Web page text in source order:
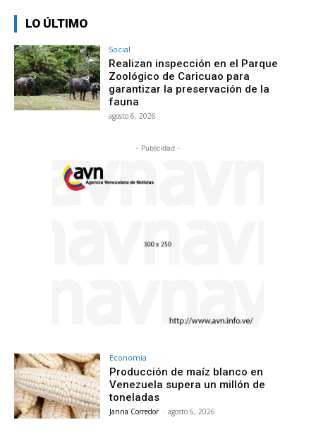
LO ÚLTIMO
Social
Realizan inspección en el Parque
Zoológico de Caricuao para
garantizar la preservación de la
fauna
agosto 6, 2026
- Publicidad -
Economía
Producción de maíz blanco en
Venezuela supera un millón de
toneladas
Janna Corredor - agosto 6, 2026